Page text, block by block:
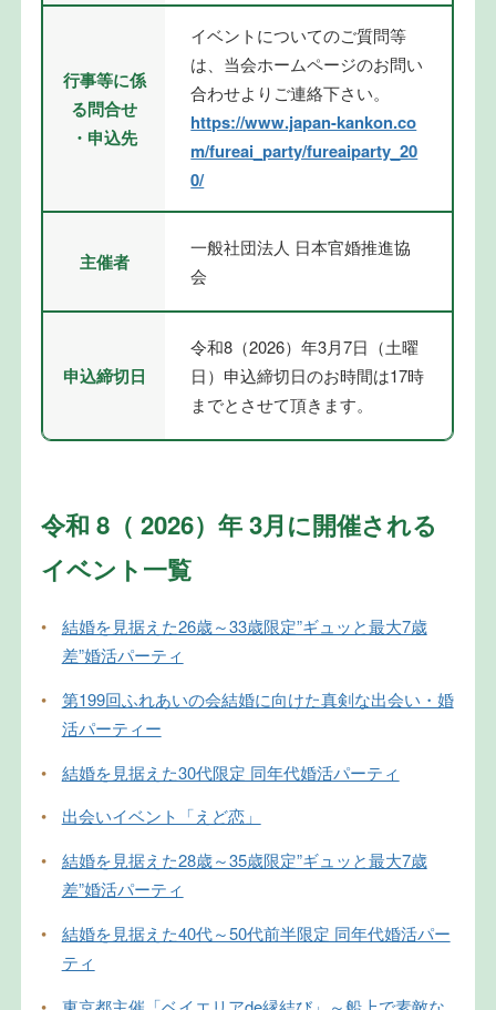
行事等に係
る問合せ
・申込先
イベントについてのご質問等
は、当会ホームページのお問い
合わせよりご連絡下さい。
https://www.japan-kankon.co
m/fureai_party/fureaiparty_20
0/
主催者
一般社団法人 日本官婚推進協
会
申込締切日
令和8（2026）年3月7日（土曜
日）申込締切日のお時間は17時
までとさせて頂きます。
令和 8（ 2026）年 3月に開催される
イベント一覧
•
結婚を見据えた26歳～33歳限定”ギュッと最大7歳
差”婚活パーティ
•
第199回ふれあいの会結婚に向けた真剣な出会い・婚
活パーティー
•
結婚を見据えた30代限定 同年代婚活パーティ
•
出会いイベント「えど恋」
•
結婚を見据えた28歳～35歳限定”ギュッと最大7歳
差”婚活パーティ
•
結婚を見据えた40代～50代前半限定 同年代婚活パー
ティ